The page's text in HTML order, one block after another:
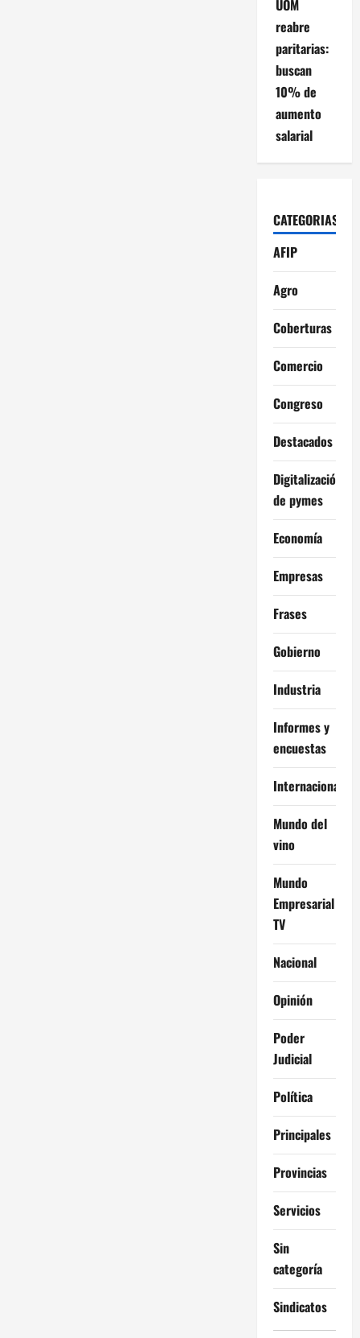
UOM
reabre
paritarias:
buscan
10% de
aumento
salarial
CATEGORIAS
AFIP
Agro
Coberturas
Comercio
Congreso
Destacados
Digitalización
de pymes
Economía
Empresas
Frases
Gobierno
Industria
Informes y
encuestas
Internacional
Mundo del
vino
Mundo
Empresarial
TV
Nacional
Opinión
Poder
Judicial
Política
Principales
Provincias
Servicios
Sin
categoría
Sindicatos